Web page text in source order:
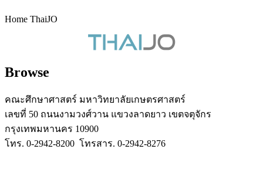
Home ThaiJO
Browse
คณะศึกษาศาสตร์ มหาวิทยาลัยเกษตรศาสตร์
เลขที่ 50 ถนนงามวงศ์วาน แขวงลาดยาว เขตจตุจักร
กรุงเทพมหานคร 10900
โทร. 0-2942-8200 โทรสาร. 0-2942-8276